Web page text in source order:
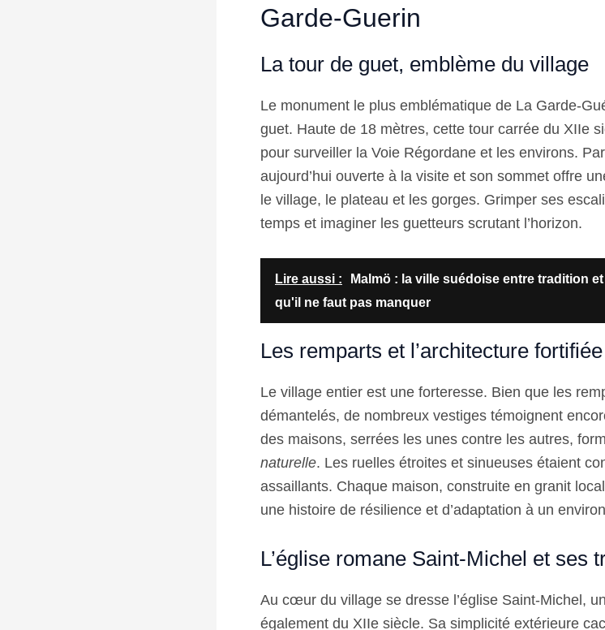
Garde-Guerin
La tour de guet, emblème du village
Le monument le plus emblématique de La Garde-
guet. Haute de 18 mètres, cette tour carrée du XIIe
pour surveiller la Voie Régordane et les environs.
aujourd’hui ouverte à la visite et son sommet offre
le village, le plateau et les gorges. Grimper ses
temps et imaginer les guetteurs scrutant l’horizon.
Lire aussi :
Malmö : la ville suédoise entre tradition
qu'il ne faut pas manquer
Les remparts et l’architecture fortifiée
Le village entier est une forteresse. Bien que les
démantelés, de nombreux vestiges témoignent
des maisons, serrées les unes contre les autres,
naturelle. Les ruelles étroites et sinueuses étaient
assaillants. Chaque maison, construite en granit
une histoire de résilience et d’adaptation à un
L’église romane Saint-Michel et ses
Au cœur du village se dresse l’église Saint-Michel,
également du XIIe siècle. Sa simplicité extérieure